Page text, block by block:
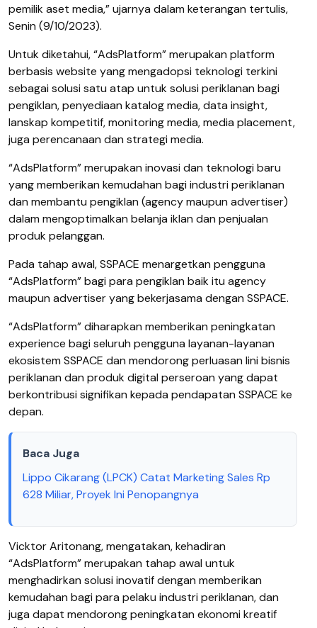
pemilik aset media,” ujarnya dalam keterangan tertulis,
Senin (9/10/2023).
Untuk diketahui, “AdsPlatform” merupakan platform
berbasis website yang mengadopsi teknologi terkini
sebagai solusi satu atap untuk solusi periklanan bagi
pengiklan, penyediaan katalog media, data insight,
lanskap kompetitif, monitoring media, media placement,
juga perencanaan dan strategi media.
“AdsPlatform” merupakan inovasi dan teknologi baru
yang memberikan kemudahan bagi industri periklanan
dan membantu pengiklan (agency maupun advertiser)
dalam mengoptimalkan belanja iklan dan penjualan
produk pelanggan.
Pada tahap awal, SSPACE menargetkan pengguna
“AdsPlatform” bagi para pengiklan baik itu agency
maupun advertiser yang bekerjasama dengan SSPACE.
“AdsPlatform” diharapkan memberikan peningkatan
experience bagi seluruh pengguna layanan-layanan
ekosistem SSPACE dan mendorong perluasan lini bisnis
periklanan dan produk digital perseroan yang dapat
berkontribusi signifikan kepada pendapatan SSPACE ke
depan.
Baca Juga
Lippo Cikarang (LPCK) Catat Marketing Sales Rp
628 Miliar, Proyek Ini Penopangnya
Vicktor Aritonang, mengatakan, kehadiran
“AdsPlatform” merupakan tahap awal untuk
menghadirkan solusi inovatif dengan memberikan
kemudahan bagi para pelaku industri periklanan, dan
juga dapat mendorong peningkatan ekonomi kreatif